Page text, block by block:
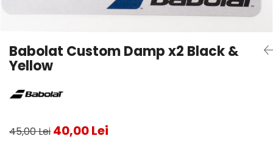
­--
Dama
Rucsac
Sepci Padel
Babolat Custom Damp x2 Black &
Yellow
45,00 Lei 40,00 Lei